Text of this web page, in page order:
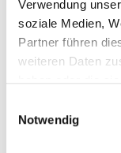
Verwendung
soziale Medien,
Partner führen
weiteren Daten
Notwendig
erfährt man,
tun kann – eine
Führungskräfte
da ihre und die